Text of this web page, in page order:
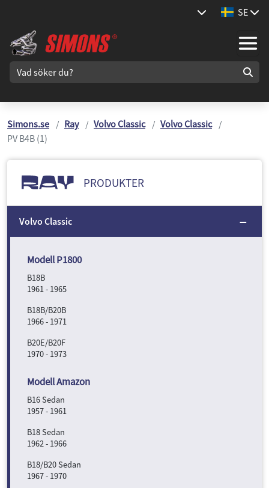
SE
Simons.se Ray Volvo Classic
Volvo Classic
PV B4B (1)
PRODUKTER
Volvo Classic
B18B
1961 - 1965
B18B/B20B
1966 - 1971
B20E/B20F
1970 - 1973
B16 Sedan
1957 - 1961
B18 Sedan
1962 - 1966
B18/B20 Sedan
1967 - 1970